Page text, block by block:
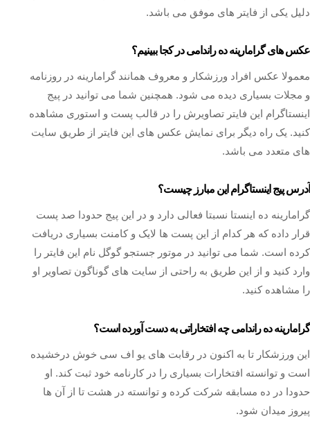
دلیل یکی از فایتر های موفق می باشد.
عکس های گرامارینه ده راندامی در کجا ببینیم؟
معمولا عکس افراد ورزشکار و معروف همانند گرامارینه در روزنامه
و مجلات بسیاری دیده می شود. همچنین شما می توانید در پیج
اینستاگرام این فایتر تصاویرش را در قالب پست و استوری مشاهده
کنید. یک راه دیگر برای نمایش عکس های این فایتر از طریق سایت
های متعدد می باشد.
آدرس پیج اینستاگرام این مبارز چیست؟
گرامارینه ده اینستا نسبتا فعالی دارد و در این پیج حدودا صد پست
قرار داده که هر کدام از این پست ها لایک و کامنت بسیاری دریافت
کرده است. شما می توانید در موتور جستجو گوگل نام این فایتر را
وارد کنید و از این طریق به راحتی از سایت های گوناگون تصاویر او
را مشاهده کنید.
گرامارینه ده راندامی چه افتخاراتی به دست آورده است؟
این ورزشکار تا به اکنون در رقابت های یو اف سی خوش درخشیده
است و توانسته افتخارات بسیاری را در کارنامه خود ثبت کند. او
حدودا در ده مسابقه شرکت کرده و توانسته در هشت تا از آن ها
پیروز میدان شود.